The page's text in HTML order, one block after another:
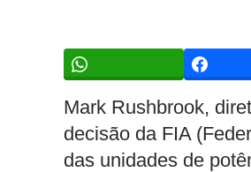
Mark Rushbrook,
decisão da FIA
das unidades de